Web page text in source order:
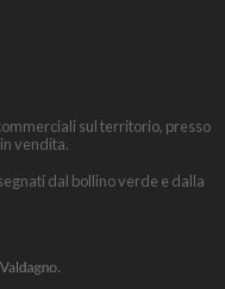
sul territorio, presso
vendita.
dal bollino verde e dalla